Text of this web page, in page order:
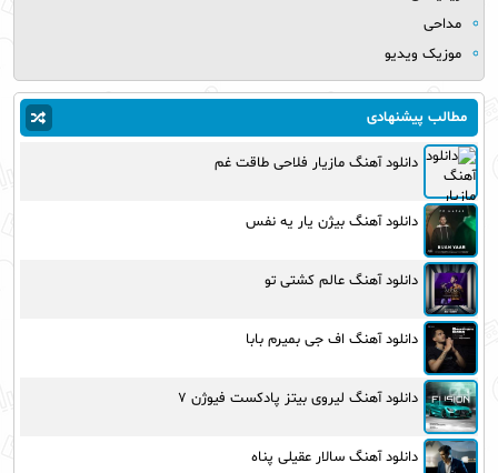
مداحی
موزیک ویدیو
مطالب پیشنهادی
دانلود آهنگ مازیار فلاحی طاقت غم
دانلود آهنگ بیژن یار یه نفس
دانلود آهنگ عالم کشتی تو
دانلود آهنگ اف جی بمیرم بابا
دانلود آهنگ لیروی بیتز پادکست فیوژن ۷
دانلود آهنگ سالار عقیلی پناه